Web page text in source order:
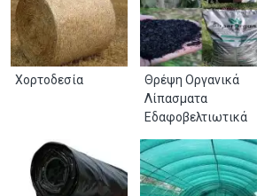
Χορτοδεσία
Θρέψη Οργανικά
Λίπασματα
Εδαφοβελτιωτικά